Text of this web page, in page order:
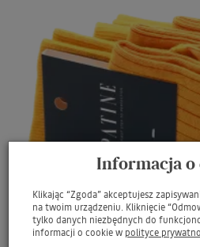
Informacja o
Klikając “Zgoda” akceptujesz
na twoim urządzeniu. Kliknięcie
tylko danych niezbędnych do
informacji o cookie w polityce